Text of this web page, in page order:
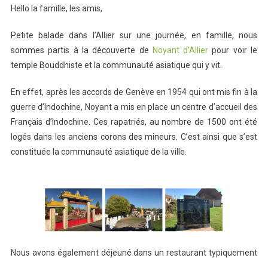
Hello la famille, les amis,
Petite balade dans l’Allier sur une journée, en famille, nous
sommes partis à la découverte de Noyant d’Allier pour voir le
temple Bouddhiste et la communauté asiatique qui y vit.
En effet, après les accords de Genève en 1954 qui ont mis fin à la
guerre d’Indochine, Noyant a mis en place un centre d’accueil des
Français d’Indochine. Ces rapatriés, au nombre de 1500 ont été
logés dans les anciens corons des mineurs. C’est ainsi que s’est
constituée la communauté asiatique de la ville.
Nous avons également déjeuné dans un restaurant typiquement